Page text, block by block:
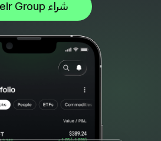
شراء Weir Group